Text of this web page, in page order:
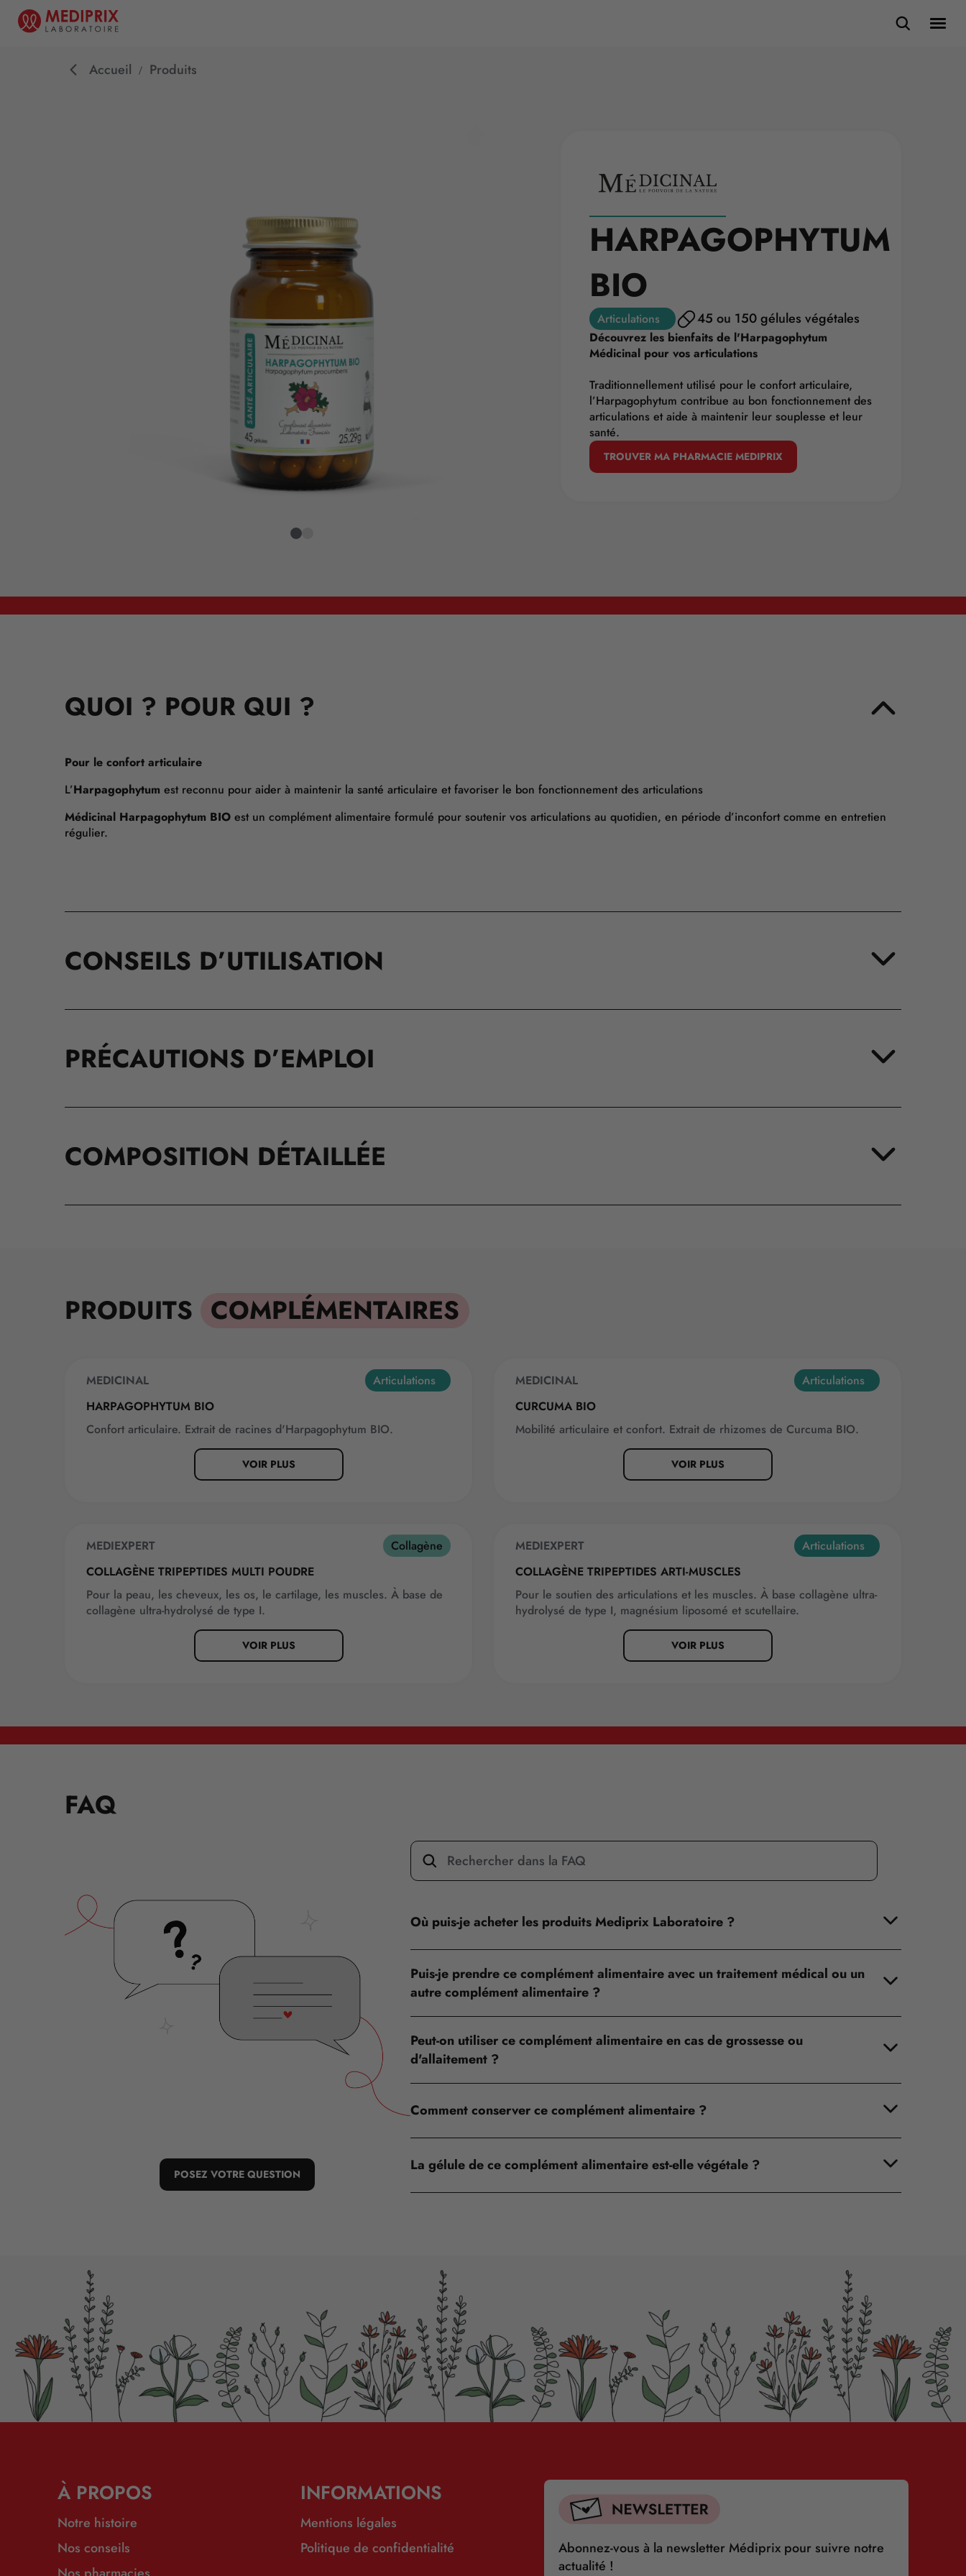
Accueil Produits
HARPAGOPHYTUM
BIO
Articulations 45 ou 150 gélules végétales
Découvrez les bienfaits de l'Harpagophytum
Médicinal pour vos articulations
Traditionnellement utilisé pour le confort articulaire,
l’Harpagophytum contribue au bon fonctionnement des
articulations et aide à maintenir leur souplesse et leur
santé.
TROUVER MA PHARMACIE MEDIPRIX
QUOI ? POUR QUI ?
Pour le confort articulaire
L’Harpagophytum est reconnu pour aider à maintenir la santé articulaire et favoriser le bon fonctionnement des articulations
Médicinal Harpagophytum BIO est un complément alimentaire formulé pour soutenir vos articulations au quotidien, en période d’inconfort comme en entretien
régulier.
CONSEILS D’UTILISATION
PRÉCAUTIONS D’EMPLOI
COMPOSITION DÉTAILLÉE
PRODUITS COMPLÉMENTAIRES
BEST-SELLER
MEDICINAL
Articulations
HARPAGOPHYTUM BIO
Confort articulaire. Extrait de racines d'Harpagophytum BIO.
VOIR PLUS
BEST-SELLER
MEDICINAL
Articulations
CURCUMA BIO
Mobilité articulaire et confort. Extrait de rhizomes de Curcuma BIO.
VOIR PLUS
NOUVEAUTÉ
MEDIEXPERT
Collagène
COLLAGÈNE TRIPEPTIDES MULTI POUDRE
Pour la peau, les cheveux, les os, le cartilage, les muscles. À base de
collagène ultra-hydrolysé de type I.
VOIR PLUS
NOUVEAUTÉ
MEDIEXPERT
Articulations
COLLAGÈNE TRIPEPTIDES ARTI-MUSCLES
Pour le soutien des articulations et les muscles. À base collagène ultra-
hydrolysé de type I, magnésium liposomé et scutellaire.
VOIR PLUS
FAQ
POSEZ VOTRE QUESTION
Où puis-je acheter les produits Mediprix Laboratoire ?
Puis-je prendre ce complément alimentaire avec un traitement médical ou un
autre complément alimentaire ?
Peut-on utiliser ce complément alimentaire en cas de grossesse ou
d'allaitement ?
Comment conserver ce complément alimentaire ?
La gélule de ce complément alimentaire est-elle végétale ?
Abonnez-vous à la newsletter Médiprix pour suivre notre
actualité !
À PROPOS
Notre histoire
Nos conseils
INFORMATIONS
Mentions légales
Politique de confidentialité